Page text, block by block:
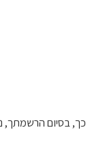
בסיום הרשמתך,